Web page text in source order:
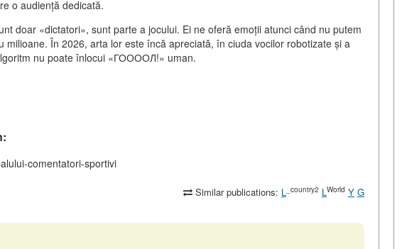
o audiență dedicată.
doar «dictatori», sunt parte a jocului. Ei ne oferă emoții atunci când nu putem
milioane. În 2026, arta lor este încă apreciată, în ciuda vocilor robotizate și a
nu poate înlocui «ГООООЛ!» uman.
comentatori-sportivi
Similar publications: L _country2 LWorld Y G